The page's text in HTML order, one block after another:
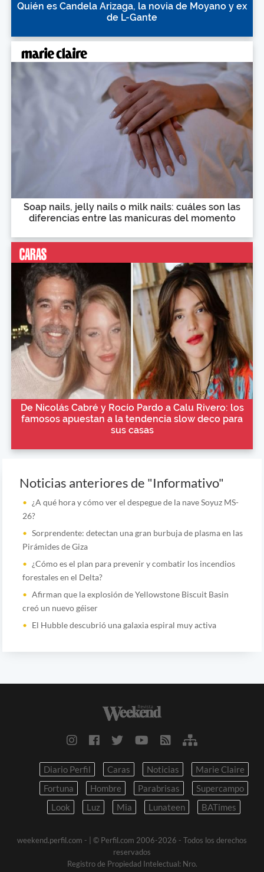
Quién es Candela Arizaga, la novia de Moyano y ex
de L-Gante
Soap nails, jelly nails o milk nails: cuáles son las
diferencias entre las manicuras del momento
De Nicolás Cabré y Rocío Pardo a Calu Rivero: los
famosos apuestan a la tendencia slow deco para
sus casas
Noticias anteriores de "Informativo"
¿A qué hora y cómo ver el despegue de la nave Soyuz MS-
26?
Sorprendente: detectan una gran burbuja de plasma en las
Pirámides de Giza
¿Cómo es el plan para prevenir y combatir los incendios
forestales en el Delta?
Afirman que la explosión de Yellowstone Biscuit Basin
creó un nuevo géiser
El Hubble descubrió una galaxia espiral muy activa
Diario Perfil Caras Noticias
Marie Claire
Fortuna
Hombre Parabrisas
Supercampo
Look
Luz Mia Lunateen BATimes
weekend.perfil.com -
| © Perfil.com 2006-2026 - Todos los derechos
reservados
Registro de Propiedad Intelectual: Nro.